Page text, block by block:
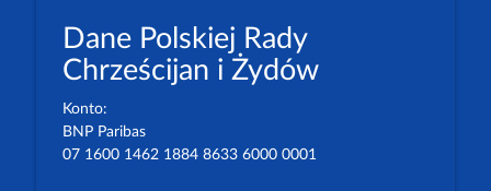
Dane Polskiej Rady
Chrześcijan i Żydów
Konto:
BNP Paribas
07 1600 1462 1884 8633 6000 0001